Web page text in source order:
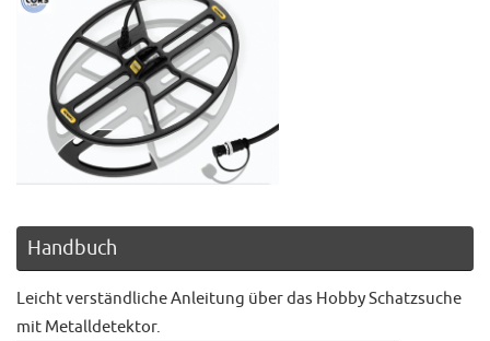
Handbuch
Leicht verständliche Anleitung über das Hobby Schatzsuche
mit Metalldetektor.